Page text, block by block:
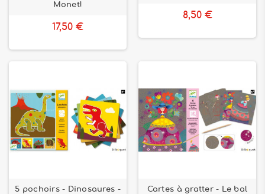
Monet!
17,50 €
8,50 €
5 pochoirs - Dinosaures -
Cartes à gratter - Le bal